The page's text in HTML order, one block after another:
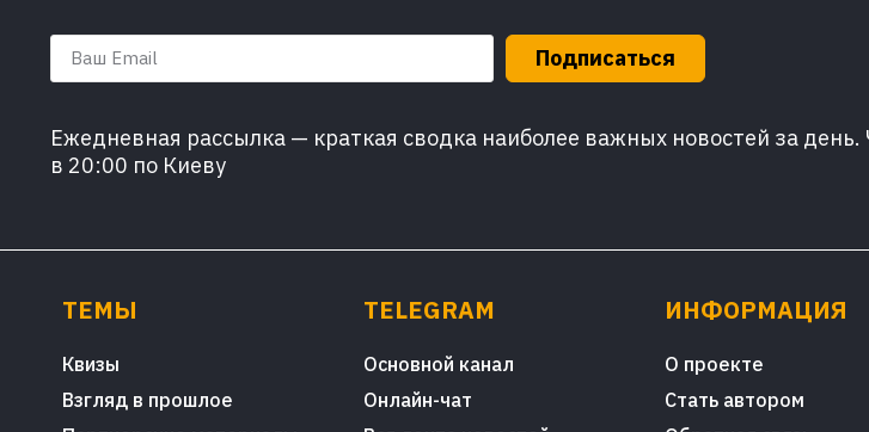
Подписаться
Ежедневная рассылка — краткая сводка наиболее важных новостей за
в 20:00 по Киеву
ТЕМЫ
Квизы
Взгляд в прошлое
TELEGRAM
Основной канал
Онлайн-чат
ИНФОРМАЦИЯ
О проекте
Стать автором